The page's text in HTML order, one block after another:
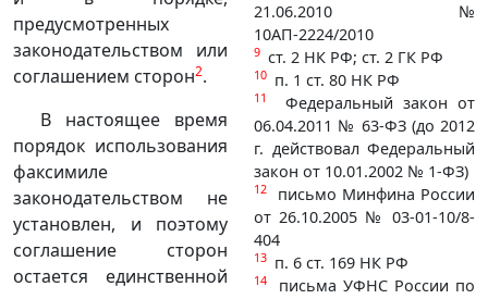
21.06.2010 №
10АП-2224/2010
9 ст. 2 НК РФ; ст. 2 ГК РФ
10 п. 1 ст. 80 НК РФ
11
Федеральный закон от
06.04.2011 № 63-ФЗ (до 2012
г. действовал Федеральный
закон от 10.01.2002 № 1-ФЗ)
12
письмо Минфина России
от 26.10.2005 № 03-01-10/8-
404
13 п. 6 ст. 169 НК РФ
14
письма УФНС России по
предусмотренных
законодательством или
соглашением сторон2.
В настоящее время
порядок использования
факсимиле
законодательством не
установлен, и поэтому
соглашение сторон
остается единственной